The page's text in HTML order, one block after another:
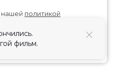
фильм.
нашей политикой